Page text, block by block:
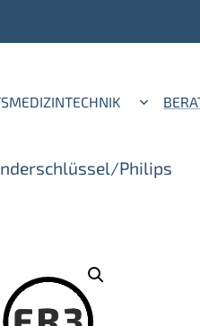
Philips